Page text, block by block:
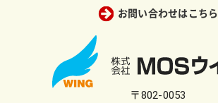
お問い合わせはこちら
〒802-0053